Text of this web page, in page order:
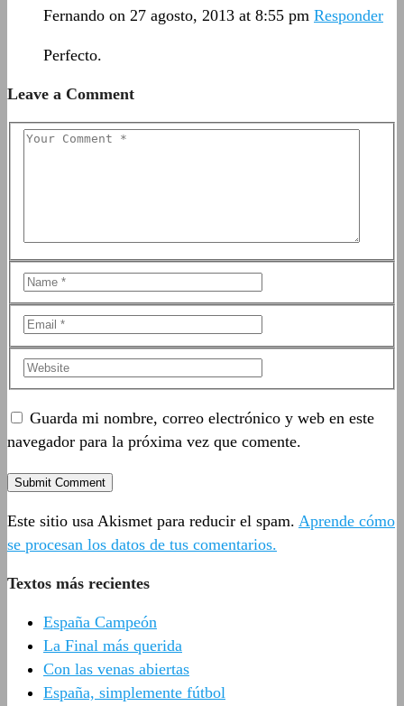
Fernando on 27 agosto, 2013 at 8:55 pm Responder
Perfecto.
Leave a Comment
Guarda mi nombre, correo electrónico y web en este
navegador para la próxima vez que comente.
Este sitio usa Akismet para reducir el spam. Aprende cómo
se procesan los datos de tus comentarios.
Textos más recientes
España Campeón
La Final más querida
Con las venas abiertas
España, simplemente fútbol